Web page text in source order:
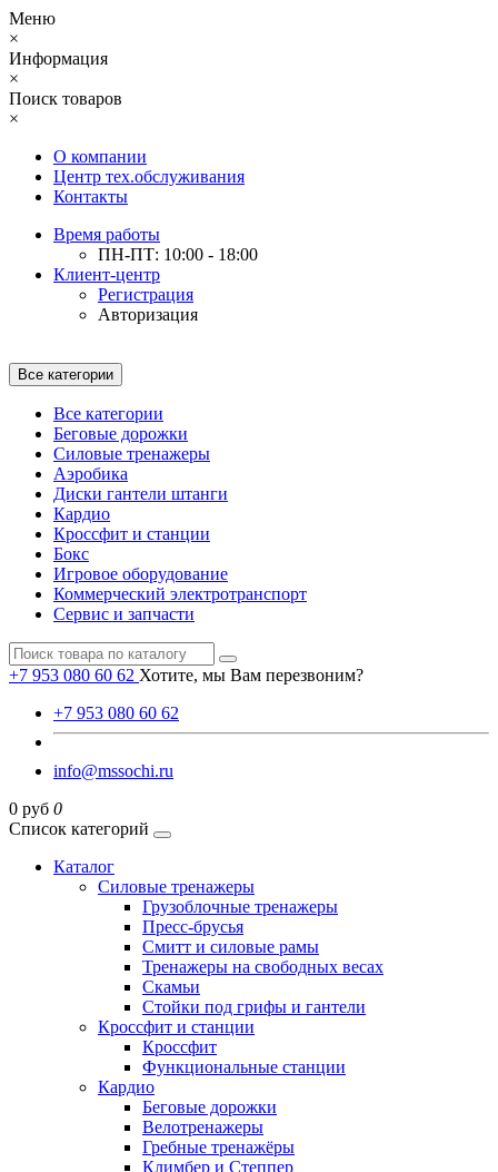
Меню
×
Информация
×
Поиск товаров
×
О компании
Центр тех.обслуживания
Контакты
Время работы
ПН-ПТ: 10:00 - 18:00
Клиент-центр
Регистрация
Авторизация
Все категории
Все категории
Беговые дорожки
Силовые тренажеры
Аэробика
Диски гантели штанги
Кардио
Кроссфит и станции
Бокс
Игровое оборудование
Коммерческий электротранспорт
Сервис и запчасти
+7 953 080 60 62 Хотите, мы Вам перезвоним?
+7 953 080 60 62
info@mssochi.ru
0 руб 0
Список категорий
Каталог
Силовые тренажеры
Грузоблочные тренажеры
Пресс-брусья
Смитт и силовые рамы
Тренажеры на свободных весах
Скамьи
Стойки под грифы и гантели
Кроссфит и станции
Кроссфит
Функциональные станции
Кардио
Беговые дорожки
Велотренажеры
Гребные тренажёры
Климбер и Степпер